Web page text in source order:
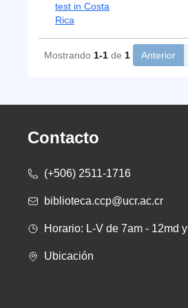
test in Costa
Rica
Mostrando 1-1 de 1 Anterior
Contacto
(+506) 2511-1716
biblioteca.ccp@ucr.ac.cr
Horario: L-V de 7am - 12md
Ubicación